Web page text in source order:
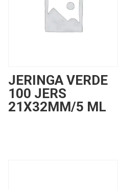
JERINGA VERDE
100 JERS
21X32MM/5 ML